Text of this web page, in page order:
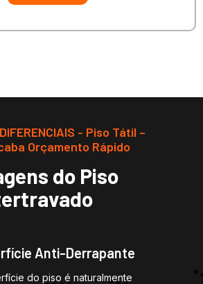
- Piso Tátil –
Orçamento Rápido
do Piso
Anti-Derrapante
do piso é naturalmente